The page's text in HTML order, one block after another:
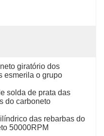
giratório dos
esmerila o grupo
solda de prata das
do carboneto
das rebarbas do
50000RPM